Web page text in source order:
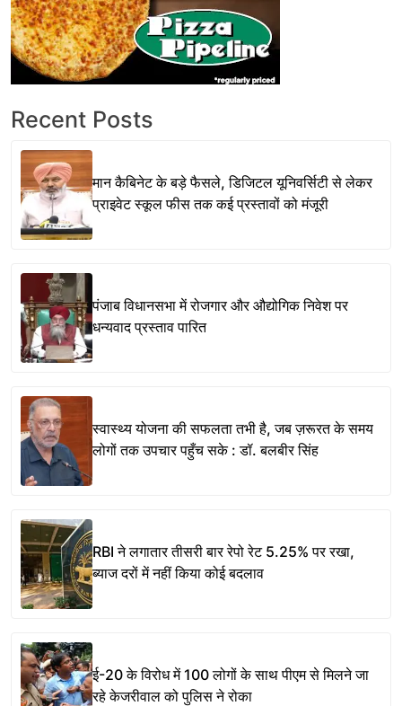
Recent Posts
मान कैबिनेट के बड़े फैसले, डिजिटल यूनिवर्सिटी से लेकर
प्राइवेट स्कूल फीस तक कई प्रस्तावों को मंजूरी
पंजाब विधानसभा में रोजगार और औद्योगिक निवेश पर
धन्यवाद प्रस्ताव पारित
स्वास्थ्य योजना की सफलता तभी है, जब ज़रूरत के समय
लोगों तक उपचार पहुँच सके : डॉ. बलबीर सिंह
RBI ने लगातार तीसरी बार रेपो रेट 5.25% पर रखा,
ब्याज दरों में नहीं किया कोई बदलाव
ई-20 के विरोध में 100 लोगों के साथ पीएम से मिलने जा
रहे केजरीवाल को पुलिस ने रोका